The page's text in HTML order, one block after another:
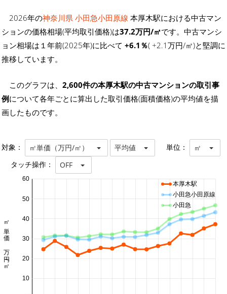
2026年の神奈川県 小田急小田原線 本厚木駅における中古マン
ションの価格相場(平均取引価格)は37.2万円/㎡です。中古マンシ
ョン相場は１年前(2025年)に比べて +6.1％( +2.1万円/㎡)と堅調に
推移しています。
このグラフは、 2,600件の本厚木駅の中古マンションの取引事
例について各年ごとに算出した取引価格(面積価格)の平均値を描
画したものです。
対象： ㎡単価（万円/㎡） 平均値 単位： ㎡
タッチ操作： OFF
10
20
30
40
50
60
㎡単価 万円/㎡
本厚木駅
小田急小田原線
小田急